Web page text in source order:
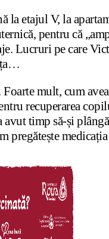
la etajul V, la
pentru că
Lucruri pe care
mult, cum
recuperarea
avut timp să-și
pregătește